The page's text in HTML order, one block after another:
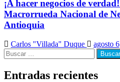
¡A hacer negocios de
Macrorrueda Nacional de
Antioquia
Carlos "Villada" Duque
agosto
Buscar:
Entradas recientes